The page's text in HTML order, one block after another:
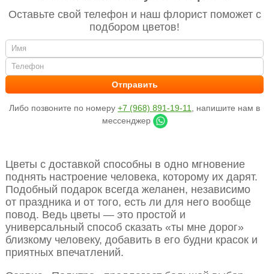
Оставьте свой телефон и наш флорист поможет с
подбором цветов!
Либо позвоните по номеру +7 (968) 891-19-11
, напишите нам в
мессенджер
Цветы с доставкой способны в одно мгновение
поднять настроение человека, которому их дарят.
Подобный подарок всегда желанен, независимо
от праздника и от того, есть ли для него вообще
повод. Ведь цветы — это простой и
универсальный способ сказать «ты мне дорог»
близкому человеку, добавить в его будни красок и
приятных впечатлений.